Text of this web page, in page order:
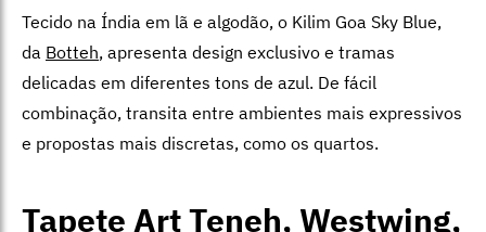
Tecido na Índia em lã e algodão, o Kilim Goa Sky Blue,
da Botteh, apresenta design exclusivo e tramas
delicadas em diferentes tons de azul. De fácil
combinação, transita entre ambientes mais expressivos
e propostas mais discretas, como os quartos.
Tapete Art Teneh, Westwing,